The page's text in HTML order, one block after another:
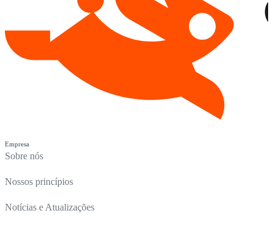
Empresa
Sobre nós
Nossos princípios
Notícias e Atualizações